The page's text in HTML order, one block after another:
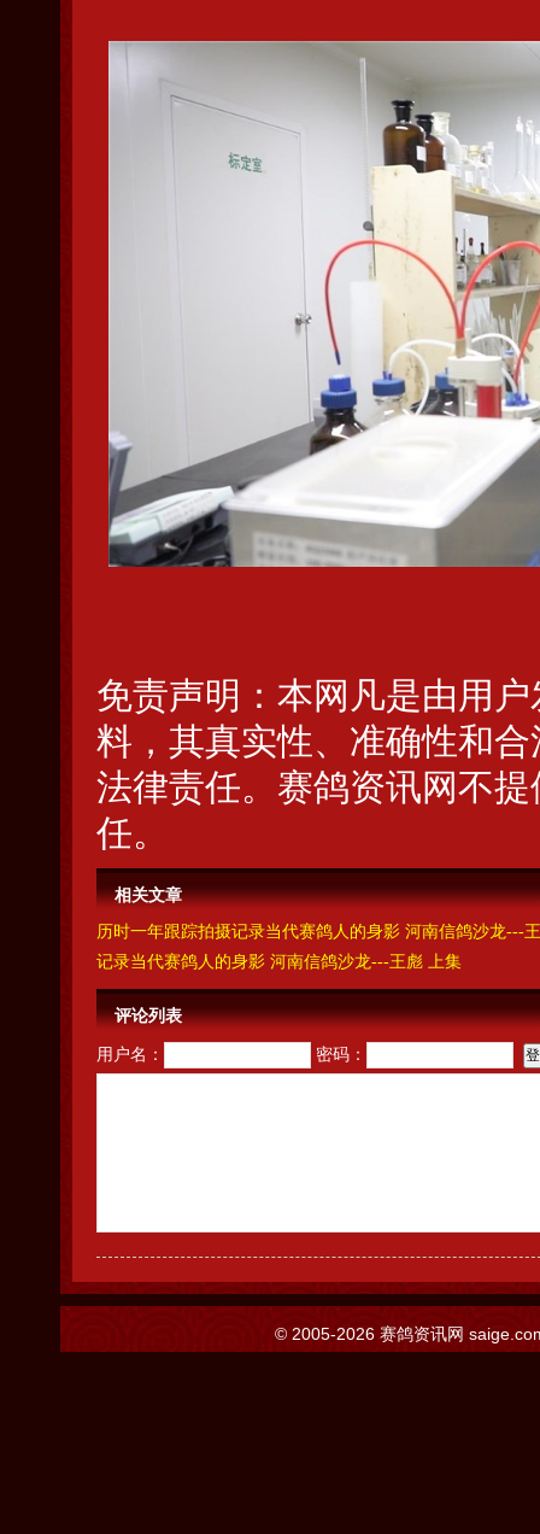
免责声明：本网凡是由用
料，其真实性、准确性和
法律责任。赛鸽资讯网不
任。
相关文章
历时一年跟踪拍摄记录当代赛鸽人的身影 河南信鸽沙龙---
记录当代赛鸽人的身影 河南信鸽沙龙---王彪 上集
评论列表
用户名： 密码：
© 2005-2026 赛鸽资讯网